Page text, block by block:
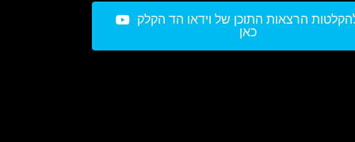
הרצאות התוכן של וידאו הד הקלק
כאן